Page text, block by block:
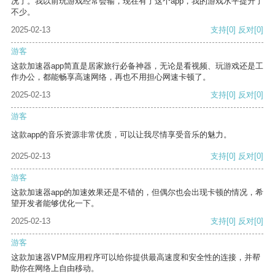
不少。
2025-02-13
支持[0] 反对[0]
游客
这款加速器app简直是居家旅行必备神器，无论是看视频、玩游戏还是工
作办公，都能畅享高速网络，再也不用担心网速卡顿了。
2025-02-13
支持[0] 反对[0]
游客
这款app的音乐资源非常优质，可以让我尽情享受音乐的魅力。
2025-02-13 支持[0] 反对[0]
游客
这款加速器app的加速效果还是不错的，但偶尔也会出现卡顿的情况，希
望开发者能够优化一下。
2025-02-13
支持[0] 反对[0]
游客
这款加速器VPM应用程序可以给你提供最高速度和安全性的连接，并帮
助你在网络上自由移动。